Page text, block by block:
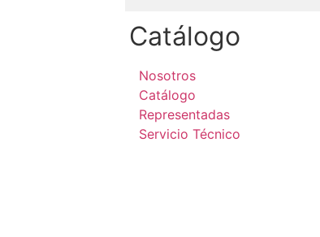
Catálogo
Nosotros
Catálogo
Representadas
Servicio Técnico